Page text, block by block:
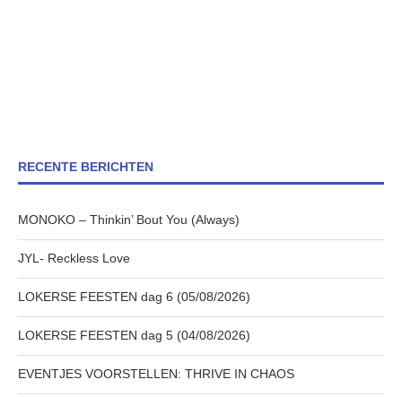
RECENTE BERICHTEN
MONOKO – Thinkin’ Bout You (Always)
JYL- Reckless Love
LOKERSE FEESTEN dag 6 (05/08/2026)
LOKERSE FEESTEN dag 5 (04/08/2026)
EVENTJES VOORSTELLEN: THRIVE IN CHAOS